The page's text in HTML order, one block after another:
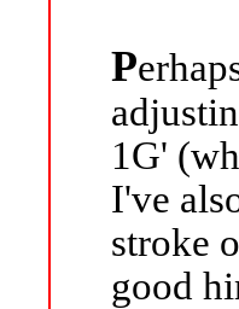
P
1G'
I've
stroke
good